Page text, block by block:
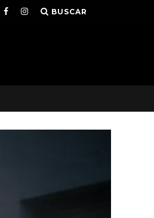
BUSCAR